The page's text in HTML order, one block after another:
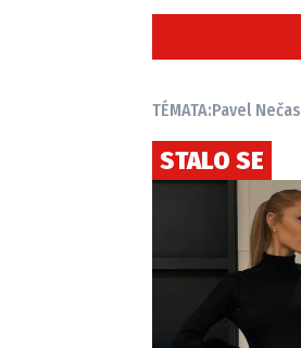
TÉMATA:Pavel Nečas
STALO SE